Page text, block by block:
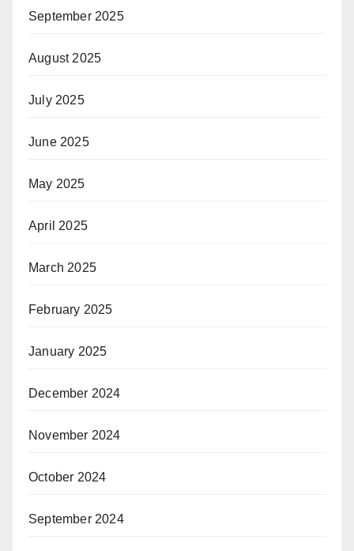
September 2025
August 2025
July 2025
June 2025
May 2025
April 2025
March 2025
February 2025
January 2025
December 2024
November 2024
October 2024
September 2024